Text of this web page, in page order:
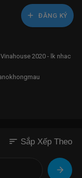
ĐĂNG KÝ
2020 - lk nhac
watch?
sort Sắp Xếp Theo